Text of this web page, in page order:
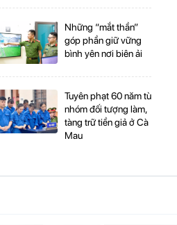
Những “mắt thần”
góp phần giữ vững
bình yên nơi biên ải
Tuyên phạt 60 năm tù
nhóm đối tượng làm,
tàng trữ tiền giả ở Cà
Mau